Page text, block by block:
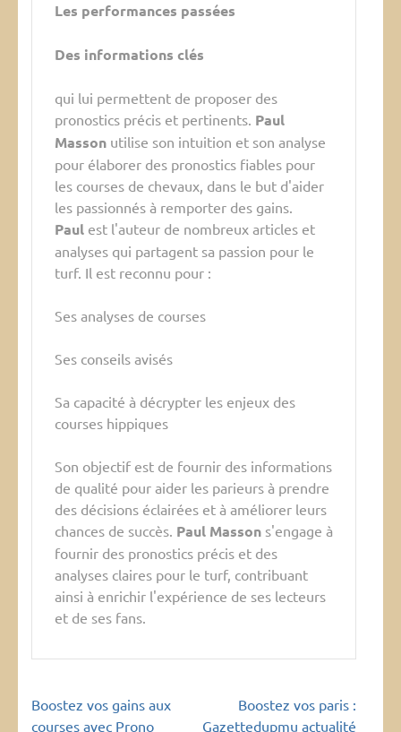
Les performances passées
Des informations clés
qui lui permettent de proposer des
pronostics précis et pertinents. Paul
Masson utilise son intuition et son analyse
pour élaborer des pronostics fiables pour
les courses de chevaux, dans le but d'aider
les passionnés à remporter des gains.
Paul est l'auteur de nombreux articles et
analyses qui partagent sa passion pour le
turf. Il est reconnu pour :
Ses analyses de courses
Ses conseils avisés
Sa capacité à décrypter les enjeux des
courses hippiques
Son objectif est de fournir des informations
de qualité pour aider les parieurs à prendre
des décisions éclairées et à améliorer leurs
chances de succès. Paul Masson s'engage à
fournir des pronostics précis et des
analyses claires pour le turf, contribuant
ainsi à enrichir l'expérience de ses lecteurs
et de ses fans.
Navigation
de
Boostez vos gains aux
courses avec Prono
Boostez vos paris :
Gazettedupmu actualité